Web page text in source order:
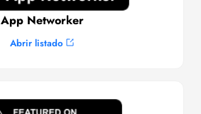
App Networker
Abrir listado